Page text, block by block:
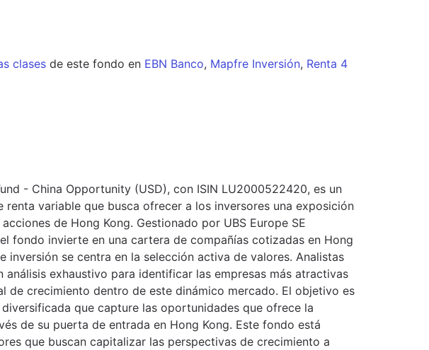
clases de este fondo en EBN Banco, Mapfre Inversión, Renta 4
- China Opportunity (USD), con ISIN LU2000522420, es un
renta variable que busca ofrecer a los inversores una exposición
de Hong Kong. Gestionado por UBS Europe SE
fondo invierte en una cartera de compañías cotizadas en Hong
inversión se centra en la selección activa de valores. Analistas
análisis exhaustivo para identificar las empresas más atractivas
de crecimiento dentro de este dinámico mercado. El objetivo es
que capture las oportunidades que ofrece la
de su puerta de entrada en Hong Kong. Este fondo está
que buscan capitalizar las perspectivas de crecimiento a